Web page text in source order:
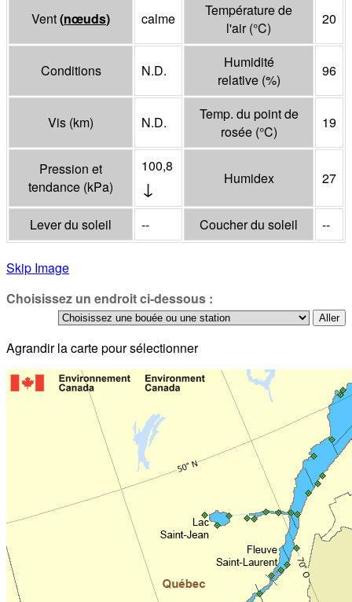
Vent(nœuds) calme
Température de
l'air(°C)
20
Conditions N.D.
Humidité
relative (%)
96
Vis (km) N.D.
Temp. du point de
rosée (°C)
19
Pression et
tendance (kPa)
100,8
↓ Humidex 27
Lever du soleil -- Coucher du soleil --
Skip Image
Choisissez un endroit ci-dessous :
Agrandir la carte pour sélectionner